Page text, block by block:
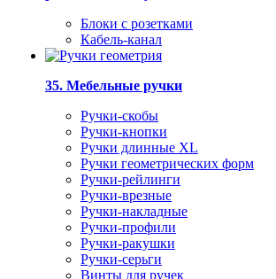
Блоки с розетками
Кабель-канал
35. Мебельные ручки
Ручки-скобы
Ручки-кнопки
Ручки длинные XL
Ручки геометрических форм
Ручки-рейлинги
Ручки-врезные
Ручки-накладные
Ручки-профили
Ручки-ракушки
Ручки-серьги
Винты для ручек